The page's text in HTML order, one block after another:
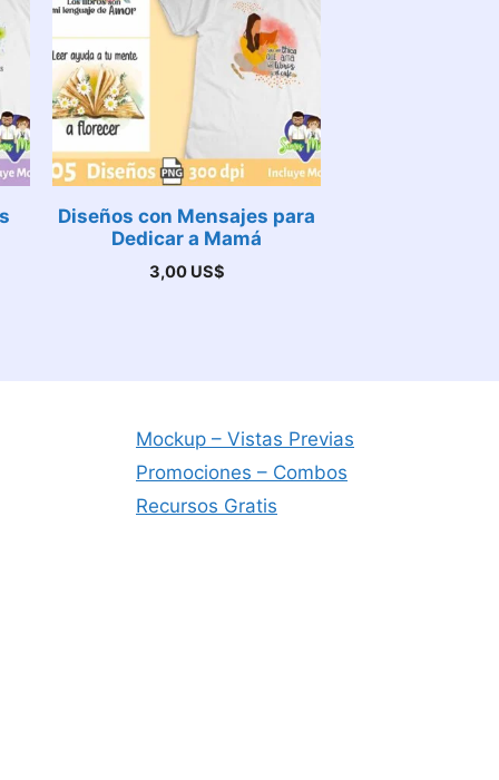
Diseños con Mensajes para
Dedicar a Mamá
3,00 US$
Mockup – Vistas Previas
Promociones – Combos
Recursos Gratis